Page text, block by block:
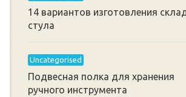
14 вариантов изготовления
стула
Uncategorised
Подвесная полка для хранения
ручного инструмента